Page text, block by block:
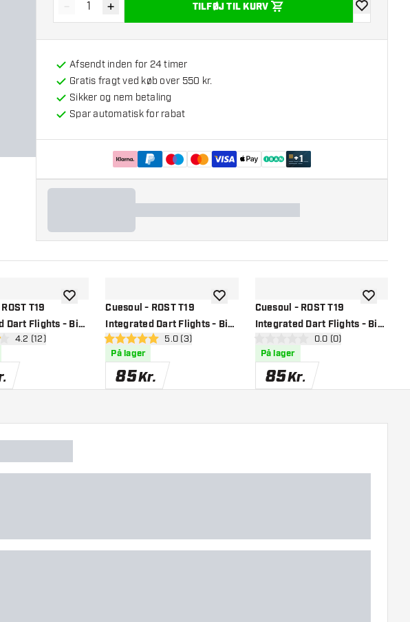
Reducér antal
- Øg antal
+ TILFØJ TIL KURV
tilføje til
Afsendt inden for 24 timer
Gratis fragt ved køb over 550 kr.
Sikker og nem betaling
Spar automatisk for rabat
+1
T19
Dart Flights - Big
Green
åbn anmeldelsespanel
4.2 (12)
tilføje til ønskelisteCuesoul - ROST T19
Integrated Dart Flights - Big
Wing - Grey Whiteåbn anmeldelsespanel
5 bedømmelsesstjerner
5.0 (3)
På lager
85Kr.
tilføje til ønskelisteCuesoul - ROST T19
Integrated Dart Flights - Big
Wing - Orange Whiteåbn anmeldelsespanel
0 bedømmelsesstjerner
0.0 (0)
På lager
85Kr.
tilføje til